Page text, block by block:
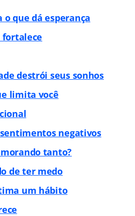
o que dá esperança
fortalece
destrói seus sonhos
limita você
negativos
tanto?
de ter medo
um hábito